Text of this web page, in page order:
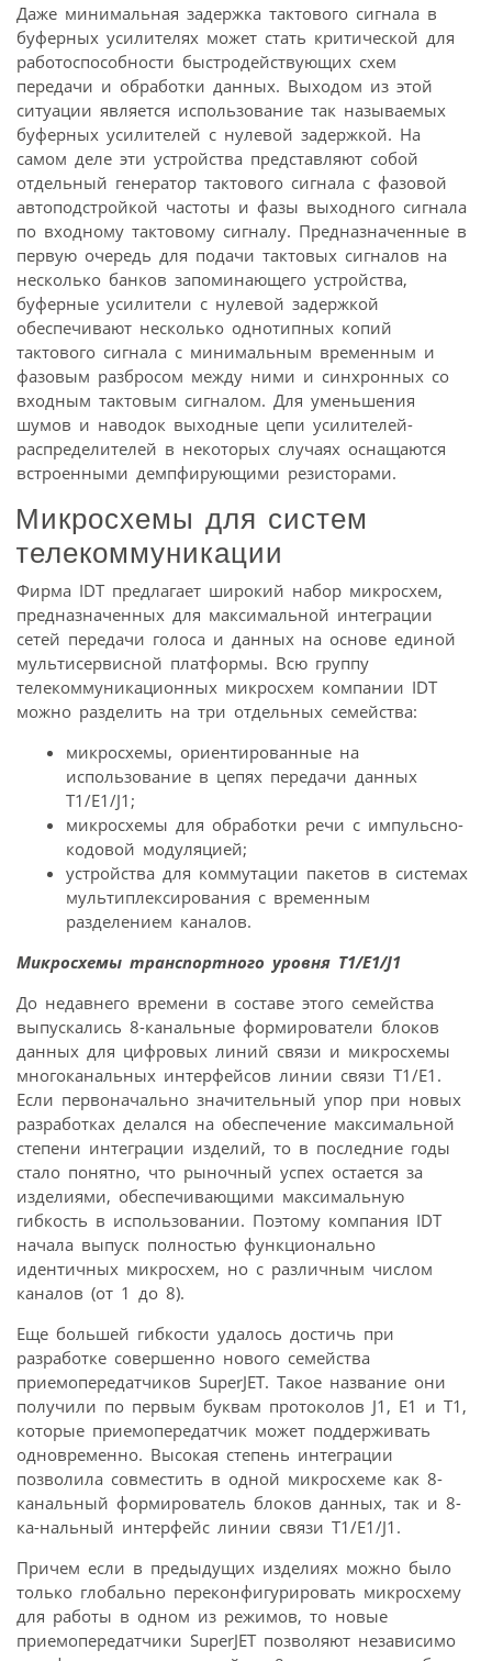
Даже минимальная задержка тактового сигнала в
буферных усилителях может стать критической для
работоспособности быстродействующих схем
передачи и обработки данных. Выходом из этой
ситуации является использование так называемых
буферных усилителей с нулевой задержкой. На
самом деле эти устройства представляют собой
отдельный генератор тактового сигнала с фазовой
автоподстройкой частоты и фазы выходного сигнала
по входному тактовому сигналу. Предназначенные в
первую очередь для подачи тактовых сигналов на
несколько банков запоминающего устройства,
буферные усилители с нулевой задержкой
обеспечивают несколько однотипных копий
тактового сигнала с минимальным временным и
фазовым разбросом между ними и синхронных со
входным тактовым сигналом. Для уменьшения
шумов и наводок выходные цепи усилителей-
распределителей в некоторых случаях оснащаются
встроенными демпфирующими резисторами.
Микросхемы для систем
телекоммуникации
Фирма IDT предлагает широкий набор микросхем,
предназначенных для максимальной интеграции
сетей передачи голоса и данных на основе единой
мультисервисной платформы. Всю группу
телекоммуникационных микросхем компании IDT
можно разделить на три отдельных семейства:
микросхемы, ориентированные на
использование в цепях передачи данных
T1/E1/J1;
микросхемы для обработки речи с импульсно-
кодовой модуляцией;
устройства для коммутации пакетов в системах
мультиплексирования с временным
разделением каналов.
Микросхемы транспортного уровня T1/E1/J1
До недавнего времени в составе этого семейства
выпускались 8-канальные формирователи блоков
данных для цифровых линий связи и микросхемы
многоканальных интерфейсов линии связи T1/E1.
Если первоначально значительный упор при новых
разработках делался на обеспечение максимальной
степени интеграции изделий, то в последние годы
стало понятно, что рыночный успех остается за
изделиями, обеспечивающими максимальную
гибкость в использовании. Поэтому компания IDT
начала выпуск полностью функционально
идентичных микросхем, но с различным числом
каналов (от 1 до 8).
Еще большей гибкости удалось достичь при
разработке совершенно нового семейства
приемопередатчиков SuperJET. Такое название они
получили по первым буквам протоколов J1, E1 и T1,
которые приемопередатчик может поддерживать
одновременно. Высокая степень интеграции
позволила совместить в одной микросхеме как 8-
канальный формирователь блоков данных, так и 8-
ка-нальный интерфейс линии связи T1/E1/J1.
Причем если в предыдущих изделиях можно было
только глобально переконфигурировать микросхему
для работы в одном из режимов, то новые
приемопередатчики SuperJET позволяют независимо